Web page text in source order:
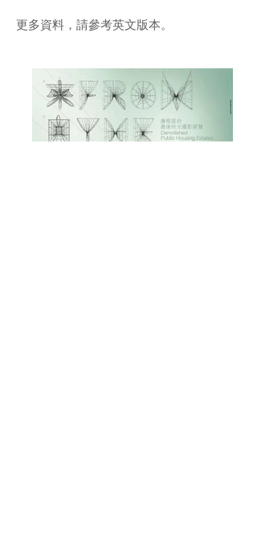
更多資料，請參考英文版本。